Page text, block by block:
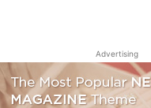
Advertising